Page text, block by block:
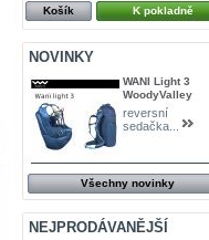
Košík K pokladně
NOVINKY
WANI Light 3
WoodyValley
reversní
sedačka...
Všechny novinky
NEJPRODÁVANĚJŠÍ